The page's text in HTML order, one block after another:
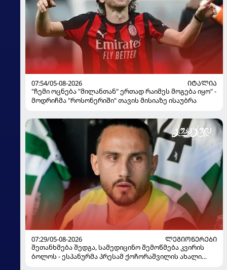
07:54/05-08-2026
ᲘᲢᲐᲚᲘᲐ
"ჩემი ოცნება "მილანთან" ერთად რაიმეს მოგება იყო" -
მოდრიჩმა "როსონერიში" თავის მისიაზე ისაუბრა
07:29/05-08-2026
ᲚᲔᲒᲘᲝᲜᲔᲠᲔᲑᲘ
შეთანხმება შედგა, სამედიცინო შემოწმება კვირის
ბოლოს - ესპანურმა პრესამ ქოჩორაშვილის ახალი